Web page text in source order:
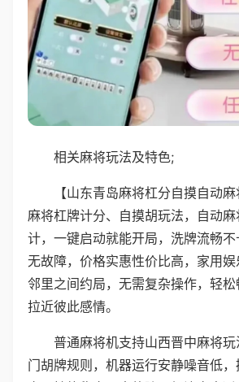
相关麻将玩法及特色;
【山东青岛麻将杠分自摸自动
麻将杠牌计分、自摸胡玩法，自动
计，一键启动就能开局，洗牌流畅
无故障，价格实惠性价比高，家用娱
邻里之间约局，无需复杂操作，轻松
拉近彼此感情。
普通麻将机支持山西晋中麻将
门胡牌规则，机器运行安静噪音低